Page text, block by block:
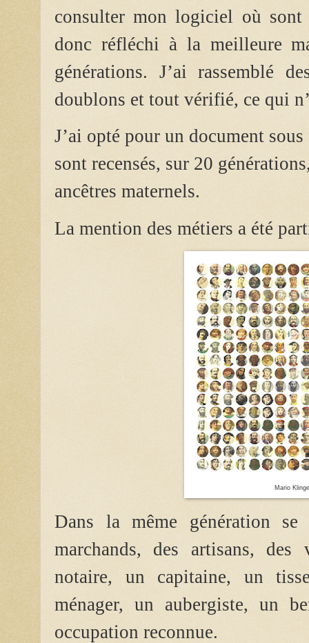
consulter mon logiciel où sont
donc réfléchi à la meilleure
générations. J’ai rassemblé
doublons et tout vérifié, ce qui
J’ai opté pour un document
sont recensés, sur 20
ancêtres maternels.
La mention des métiers a été
Mario
Dans la même génération
marchands, des artisans,
notaire, un capitaine, un
ménager, un aubergiste, un
occupation reconnue.